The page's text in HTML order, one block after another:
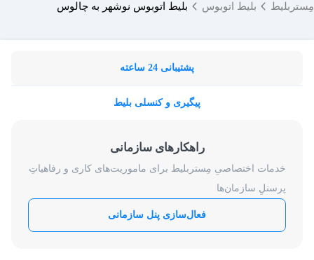
مِستربلیط بلیط اتوبوس بلیط اتوبوس نوشهر به چالوس
پشتیبانی 24 ساعته
پیگیری و کنسلی بلیط
راهکارهای سازمانی
خدمات اختصاصیِ مِستربلیط برای ماموریت‌های کاری و رفاهیاتِ
پرسنلِ سازمان‌ها
فعال‌سازی پنل سازمانی